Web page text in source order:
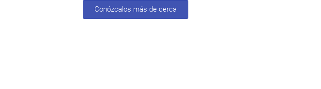
Conózcalos más de cerca